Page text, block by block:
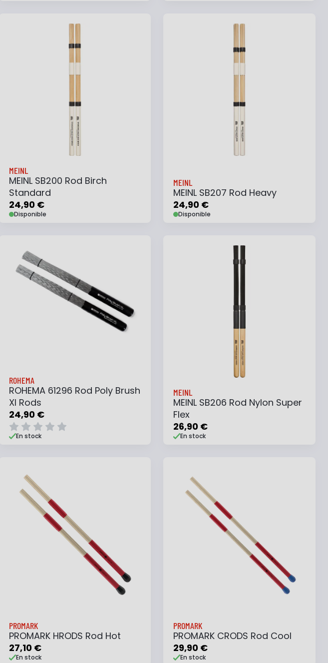
Ajouter au panier
Ajouter à ma liste Ajouter au panier
Ajouter à ma liste
MEINL
MEINL SB200 Rod Birch
Standard
24,90 €
Disponible
Ajouter au panier
Ajouter à ma liste
MEINL
MEINL SB207 Rod Heavy
24,90 €
Disponible
Ajouter au panierAjouter à ma liste
ROHEMA
ROHEMA 61296 Rod Poly Brush
Xl Rods
24,90 €
En stock
Ajouter au panier
Ajouter à ma liste
MEINL
MEINL SB206 Rod Nylon Super
Flex
26,90 €
En stock
Ajouter au panier
Ajouter à ma liste
PROMARK
PROMARK HRODS Rod Hot
27,10 €
En stock
PROMARK
PROMARK CRODS Rod Cool
29,90 €
En stock